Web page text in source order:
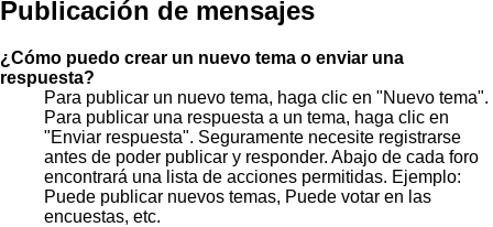
Publicación de mensajes
¿Cómo puedo crear un nuevo tema o enviar una
respuesta?
Para publicar un nuevo tema, haga clic en "Nuevo tema".
Para publicar una respuesta a un tema, haga clic en
"Enviar respuesta". Seguramente necesite registrarse
antes de poder publicar y responder. Abajo de cada foro
encontrará una lista de acciones permitidas. Ejemplo:
Puede publicar nuevos temas, Puede votar en las
encuestas, etc.